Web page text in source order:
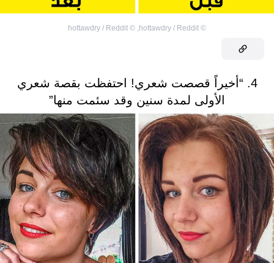
©
hottawdry / Reddit
,
©
hottawdry / Reddit
4. “أخيراً قصصت شعري! احتفظت بقصة شعري
الأولى لمدة سنين وقد سئمت منها”